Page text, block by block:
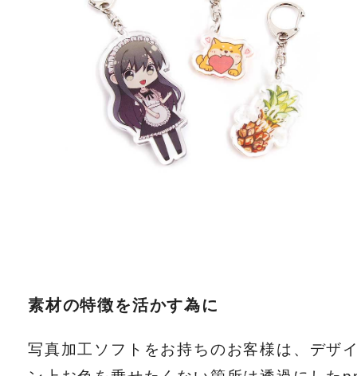
素材の特徴を活かす為に
写真加工ソフトをお持ちのお客様は、デザ